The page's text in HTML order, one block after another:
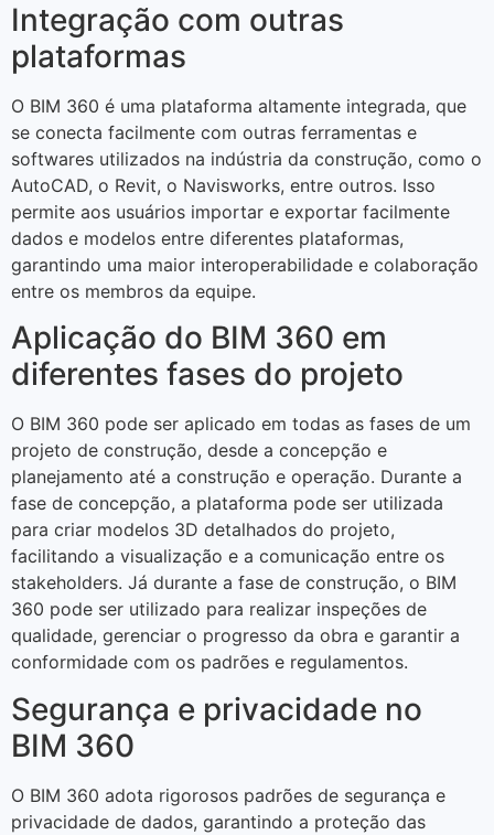
Integração com outras
plataformas
O BIM 360 é uma plataforma altamente integrada, que
se conecta facilmente com outras ferramentas e
softwares utilizados na indústria da construção, como o
AutoCAD, o Revit, o Navisworks, entre outros. Isso
permite aos usuários importar e exportar facilmente
dados e modelos entre diferentes plataformas,
garantindo uma maior interoperabilidade e colaboração
entre os membros da equipe.
Aplicação do BIM 360 em
diferentes fases do projeto
O BIM 360 pode ser aplicado em todas as fases de um
projeto de construção, desde a concepção e
planejamento até a construção e operação. Durante a
fase de concepção, a plataforma pode ser utilizada
para criar modelos 3D detalhados do projeto,
facilitando a visualização e a comunicação entre os
stakeholders. Já durante a fase de construção, o BIM
360 pode ser utilizado para realizar inspeções de
qualidade, gerenciar o progresso da obra e garantir a
conformidade com os padrões e regulamentos.
Segurança e privacidade no
BIM 360
O BIM 360 adota rigorosos padrões de segurança e
privacidade de dados, garantindo a proteção das